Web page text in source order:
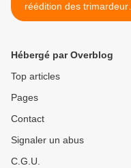
réédition des trimardeurs.
On y est presque
Hébergé par Overblog
Top articles
Pages
Contact
Signaler un abus
C.G.U.